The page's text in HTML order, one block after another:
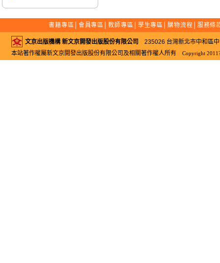
書籍專區 會員專區 │教師專區 學生專區 購物流程 服務條
文京出版機構 新文京開發出版股份有限公司
235026 台灣新北市中和區
本站著作權屬新文京開發出版股份有限公司及相關著作權人所有
Copyright